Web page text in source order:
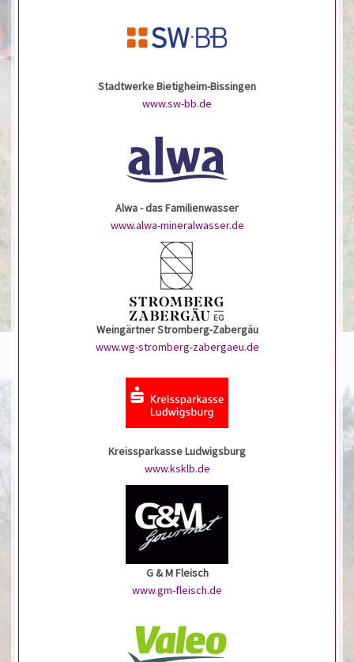
Stadtwerke Bietigheim-Bissingen
www.sw-bb.de
Alwa - das Familienwasser
www.alwa-mineralwasser.de
Weingärtner Stromberg-Zabergäu
www.wg-stromberg-zabergaeu.de
Kreissparkasse Ludwigsburg
www.ksklb.de
G & M Fleisch
www.gm-fleisch.de